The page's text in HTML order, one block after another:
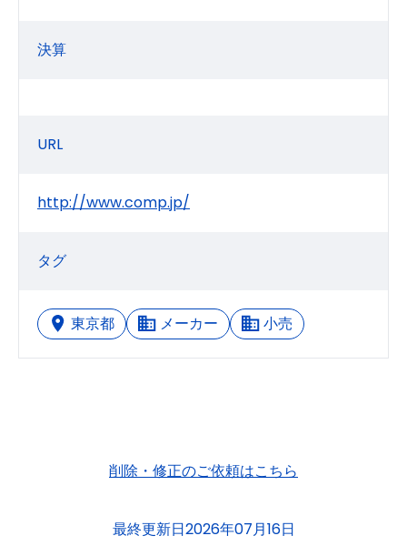
決算
URL
http://www.comp.jp/
タグ
東京都 メーカー 小売
削除・修正のご依頼はこちら
最終更新日2026年07月16日